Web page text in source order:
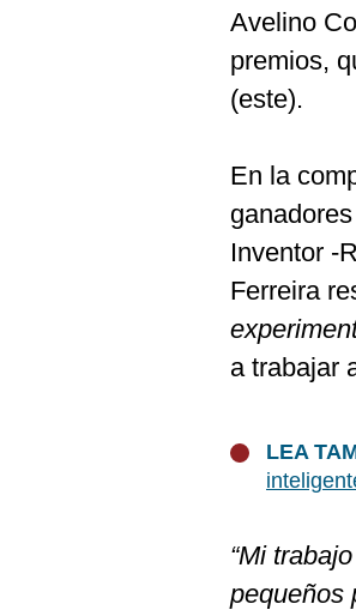
Avelino
premios,
(este).
En la
Inventor -
Ferreira
a trabajar
LEA
“Mi
pequeños